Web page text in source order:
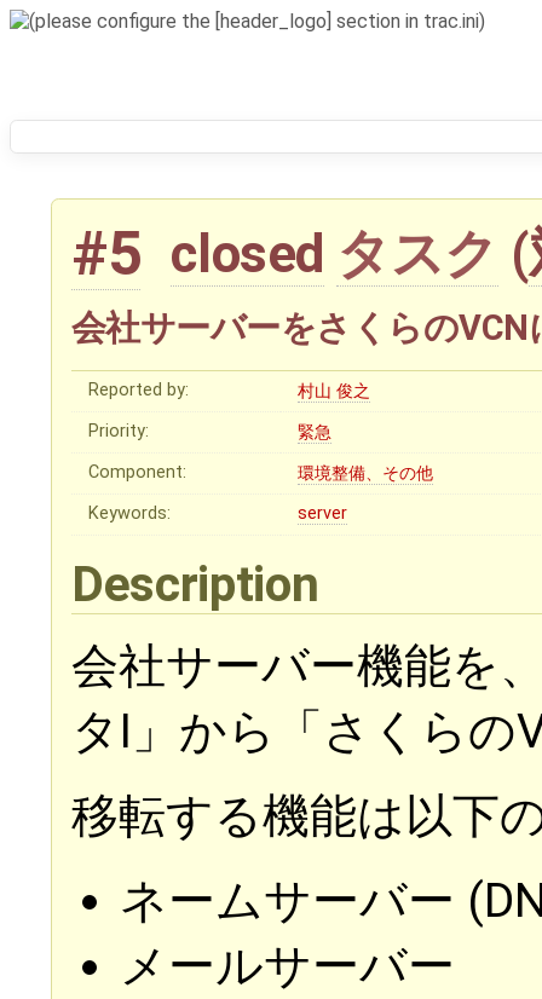
#5 closed タスク (
会社サーバーをさくらのVCN
Reported by:
村山 俊之
Priority:
緊急
Component:
環境整備、その他
Keywords:
server
Description
会社サーバー機能を
タI」から「さくらの
移転する機能は以下
ネームサーバー
メールサーバー